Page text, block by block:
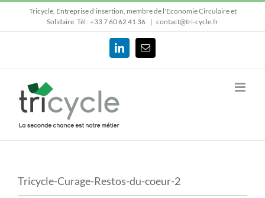
contenu
Tricycle, Entreprise d'insertion, membre de l'Economie Circulaire et
Solidaire. Tél : +33 7 60 62 41 36 | contact@tri-cycle.fr
LinkedInEmail
Tricycle-Curage-Restos-du-coeur-2